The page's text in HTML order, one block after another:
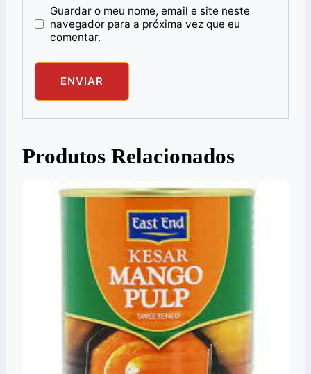
Guardar o meu nome, email e site neste
navegador para a próxima vez que eu
comentar.
Produtos Relacionados